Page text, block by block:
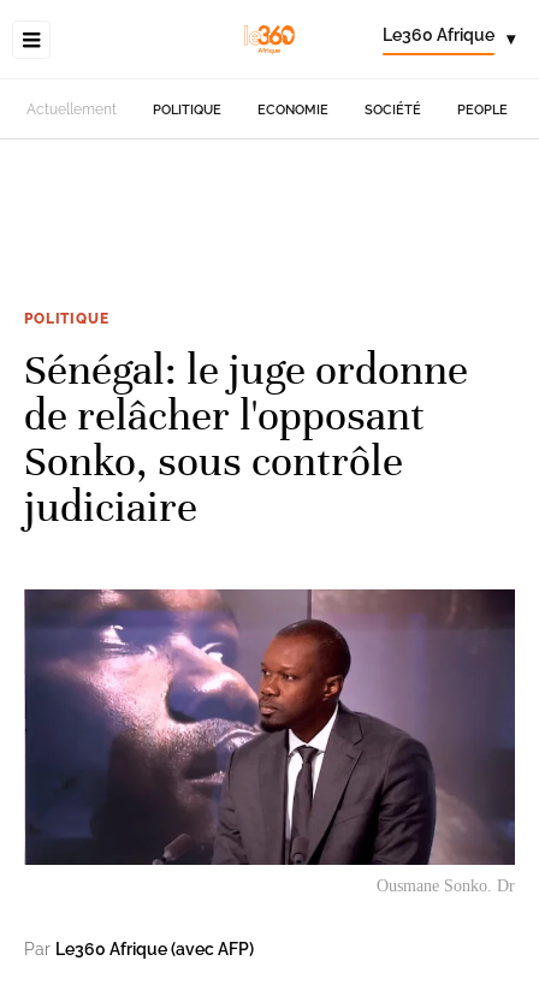
Le360 Afrique ▾
Actuellement POLITIQUE ECONOMIE SOCIÉTÉ PEOPLE
POLITIQUE
Sénégal: le juge ordonne
de relâcher l'opposant
Sonko, sous contrôle
judiciaire
Ousmane Sonko. Dr
Par Le360 Afrique (avec AFP)